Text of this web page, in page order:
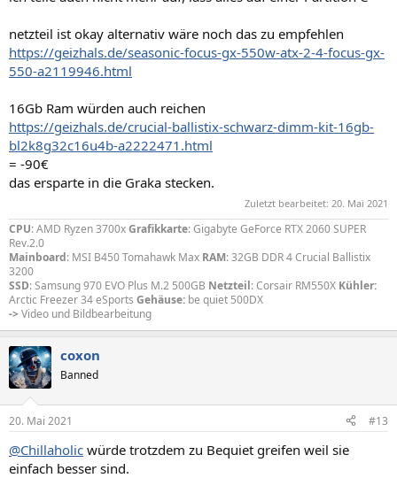
netzteil ist okay alternativ wäre noch das zu empfehlen
https://geizhals.de/seasonic-focus-gx-550w-atx-2-4-focus-gx-
550-a2119946.html
16Gb Ram würden auch reichen
https://geizhals.de/crucial-ballistix-schwarz-dimm-kit-16gb-
bl2k8g32c16u4b-a2222471.html
= -90€
das ersparte in die Graka stecken.
Zuletzt bearbeitet: 20. Mai 2021
CPU: AMD Ryzen 3700xGrafikkarte: Gigabyte GeForce RTX 2060 SUPER
Rev.2.0
Mainboard: MSI B450 Tomahawk Max RAM: 32GB DDR 4 Crucial Ballistix
3200
SSD: Samsung 970 EVO Plus M.2 500GB Netzteil: Corsair RM550X Kühler:
Arctic Freezer 34 eSports Gehäuse: be quiet 500DX
->Video und Bildbearbeitung
coxon
Banned
20. Mai 2021 #13
@Chillaholic würde trotzdem zu Bequiet greifen weil sie
einfach besser sind.